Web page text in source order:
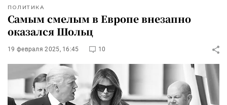
ПОЛИТИКА
Самым смелым в Европе внезапно
оказался Шольц
19 февраля 2025, 16:45 10